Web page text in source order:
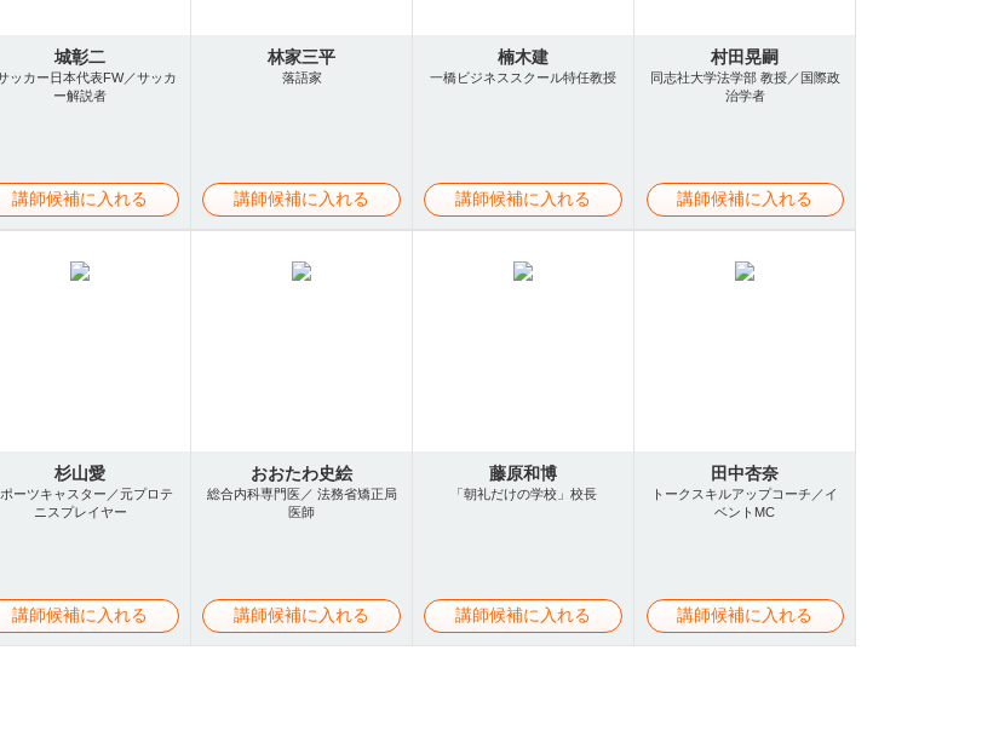
城彰二
ッカー日本代表FW／サッカ
ー解説者
講師候補に入れる
林家三平
落語家
講師候補に入れる
楠木建
一橋ビジネススクール特任教授
講師候補に入れる
村田晃嗣
同志社大学法学部 教授／国際政
治学者
講師候補に入れる
杉山愛
ーツキャスター／元プロテ
ニスプレイヤー
講師候補に入れる
おおたわ史絵
総合内科専門医／ 法務省矯正局
医師
講師候補に入れる
藤原和博
「朝礼だけの学校」校長
講師候補に入れる
田中杏奈
トークスキルアップコーチ／イ
ベントMC
講師候補に入れる